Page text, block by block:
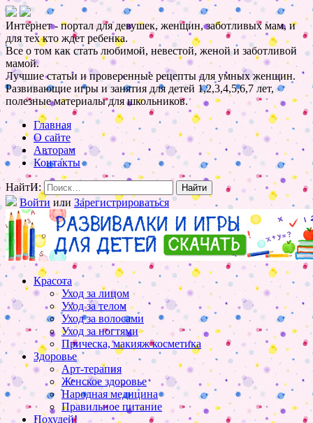
Интернет - портал для девушек, женщин, заботливых мам, и
для тех кто ждет ребенка.
Все о том как стать любимой, невестой, женой и заботливой
мамой.
Лучшие статьи и проверенные рецепты для умных женщин.
Развивающие игры и занятия для детей 1,2,3,4,5,6,7 лет,
полезные материалы для школьников.
Главная
О сайте
Авторам
Контакты
НайтИ:
Войти или Зарегистрироваться
Красота
Уход за лицом
Уход за телом
Уход за волосами
Уход за ногтями
Прическа, макияж косметика
Здоровье
Арт-терапия
Женское здоровье
Народная медицина
Правильное питание
Похудей!